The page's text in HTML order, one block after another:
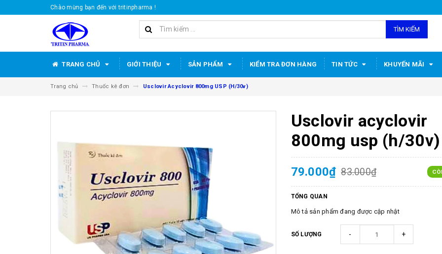
Chào mừng bạn đến với tritinpharma !
TÌM KIẾM
TRANG CHỦ GIỚI THIỆU SẢN PHẨM KIỂM TRA ĐƠN HÀNG TIN TỨC KHUYẾN MÃI
Trang chủ Thuốc kê đơn Usclovir Acyclovir 800mg USP (H/30v)
Usclovir acyclovir
800mg usp (h/30v)
79.000₫ 83.000₫
TỔNG QUAN
Mô tả sản phẩm đang được cập nhật
SỐ LƯỢNG - +